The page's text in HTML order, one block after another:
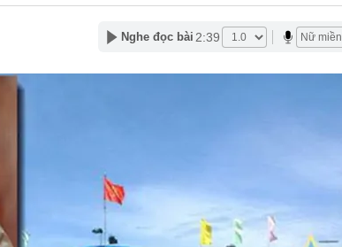
cư cũ phố cổ Hà Nội sắp được xây dựng thành tòa nhà 21
bàng hoàng kể lại khoảnh khắc chợ Biên Hòa bốc cháy
vấn sai phạm xuất khẩu sầu riêng
biệt tại tòa Riviera - cửa ngõ tổ hợp 12 tòa tháp ven sông của
tại khu Nam TP.HCM?
ngày 6/8 tại SJC, Bảo Tín Minh Châu, Bảo Tín Mạnh Hải, DOJI,
"ông lớn" Vingroup, Sun Group, T&T... đổ về, đang xây sân
top 10 thế giới, sắp đón thêm 48 dự án với tổng vốn đầu tư
Nghe đọc bài 2:39